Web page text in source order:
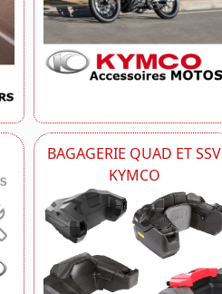
BAGAGERIE QUAD ET SSV
KYMCO